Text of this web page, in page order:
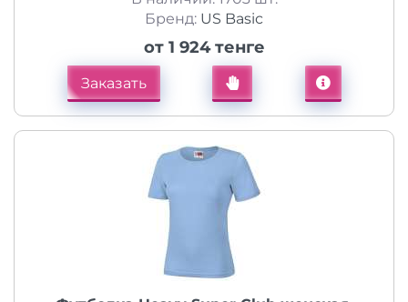
Бренд: US Basic
от 1 924 тенге
Заказать